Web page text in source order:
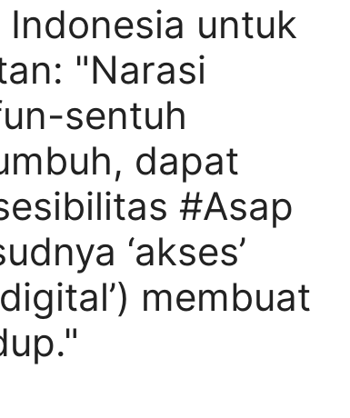
untuk
"Narasi
sentuh
dapat
#Asap
‘akses’
membuat